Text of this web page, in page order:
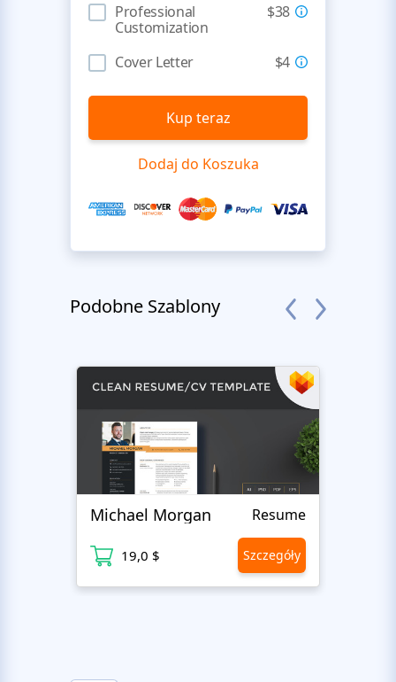
Professional
Customization
$38
Cover Letter $4
Kup teraz
Dodaj do Koszuka
Podobne Szablony
Michael Morgan Resume
19,0 $ Szczegóły